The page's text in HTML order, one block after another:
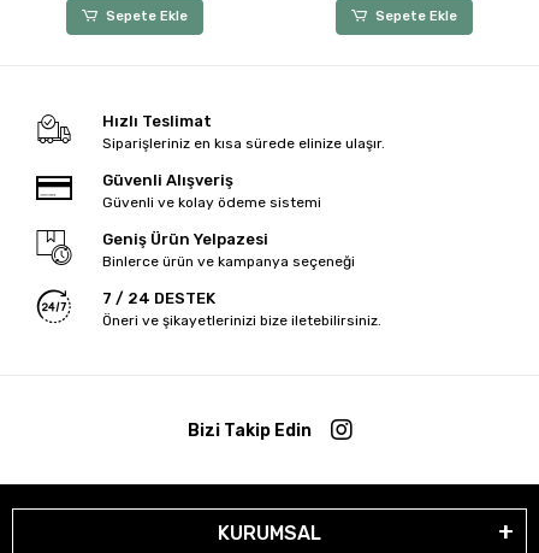
Sepete Ekle Sepete Ekle
Hızlı Teslimat
Siparişleriniz en kısa sürede elinize ulaşır.
Güvenli Alışveriş
Güvenli ve kolay ödeme sistemi
Geniş Ürün Yelpazesi
Binlerce ürün ve kampanya seçeneği
7 / 24 DESTEK
Öneri ve şikayetlerinizi bize iletebilirsiniz.
Bizi Takip Edin
KURUMSAL